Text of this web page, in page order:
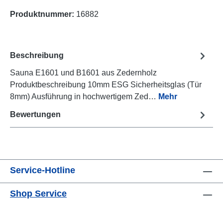
Produktnummer: 16882
Beschreibung
Sauna E1601 und B1601 aus Zedernholz
Produktbeschreibung 10mm ESG Sicherheitsglas (Tür
8mm) Ausführung in hochwertigem Zed… Mehr
Bewertungen
Service-Hotline
Shop Service